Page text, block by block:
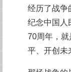
经历了战争
纪念中国人
70周年，
平、开创未